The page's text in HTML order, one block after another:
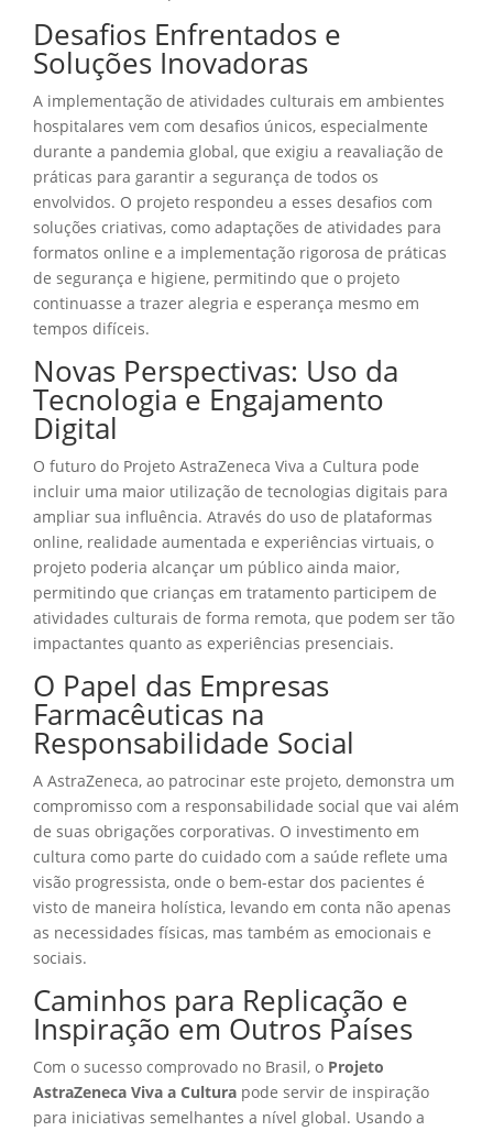
Desafios Enfrentados e
Soluções Inovadoras
A implementação de atividades culturais em ambientes
hospitalares vem com desafios únicos, especialmente
durante a pandemia global, que exigiu a reavaliação de
práticas para garantir a segurança de todos os
envolvidos. O projeto respondeu a esses desafios com
soluções criativas, como adaptações de atividades para
formatos online e a implementação rigorosa de práticas
de segurança e higiene, permitindo que o projeto
continuasse a trazer alegria e esperança mesmo em
tempos difíceis.
Novas Perspectivas: Uso da
Tecnologia e Engajamento
Digital
O futuro do Projeto AstraZeneca Viva a Cultura pode
incluir uma maior utilização de tecnologias digitais para
ampliar sua influência. Através do uso de plataformas
online, realidade aumentada e experiências virtuais, o
projeto poderia alcançar um público ainda maior,
permitindo que crianças em tratamento participem de
atividades culturais de forma remota, que podem ser tão
impactantes quanto as experiências presenciais.
O Papel das Empresas
Farmacêuticas na
Responsabilidade Social
A AstraZeneca, ao patrocinar este projeto, demonstra um
compromisso com a responsabilidade social que vai além
de suas obrigações corporativas. O investimento em
cultura como parte do cuidado com a saúde reflete uma
visão progressista, onde o bem-estar dos pacientes é
visto de maneira holística, levando em conta não apenas
as necessidades físicas, mas também as emocionais e
sociais.
Caminhos para Replicação e
Inspiração em Outros Países
Com o sucesso comprovado no Brasil, o Projeto
AstraZeneca Viva a Cultura pode servir de inspiração
para iniciativas semelhantes a nível global. Usando a